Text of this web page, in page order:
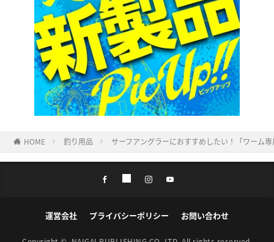
HOME 釣り用品 サーフアングラーにおすすめしたい！「ワーム
運営会社 プライバシーポリシー お問い合わせ